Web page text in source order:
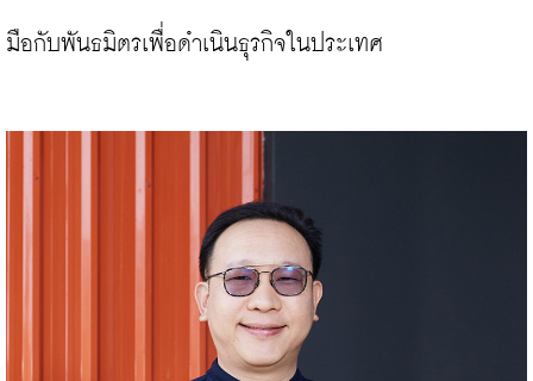
มือกับพันธมิตรเพื่อดำเนินธุรกิจในประเทศ